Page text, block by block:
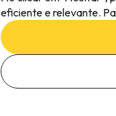
179 €
eficiente e relevante.